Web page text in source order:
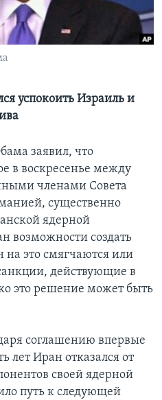
успокоить Израиль и
заявил, что
в воскресенье между
членами Совета
существенно
ядерной
возможности создать
это смягчаются или
действующие в
это решение может быть
соглашению впервые
лет Иран отказался от
своей ядерной
путь к следующей